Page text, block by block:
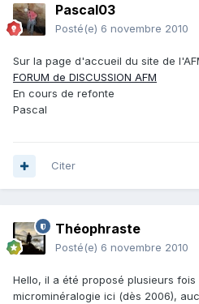
Pascal03
Posté(e) 6 novembre 2010
Sur la page d'accueil du site de
FORUM de DISCUSSION AFM
En cours de refonte
Pascal
Citer
Théophraste
Posté(e) 6 novembre 2010
Hello, il a été proposé plusieurs
microminéralogie ici (dès 2006),